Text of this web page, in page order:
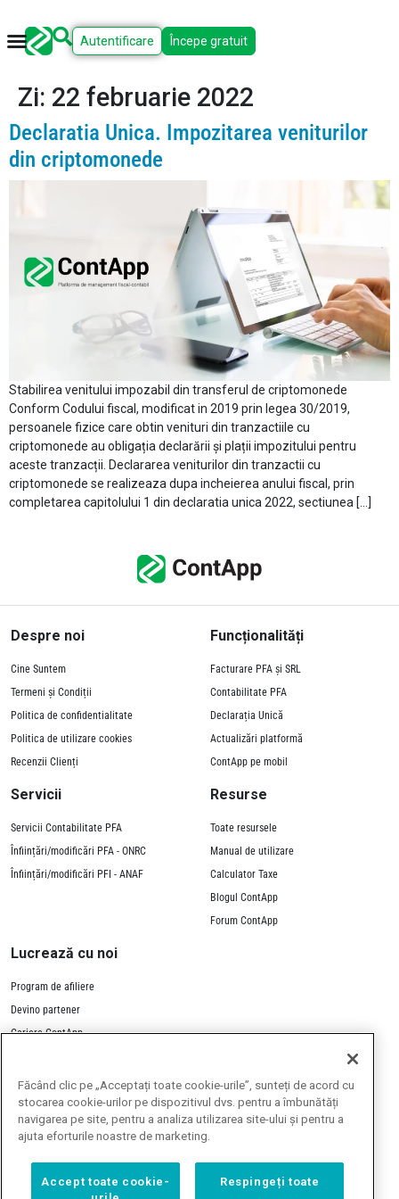
Autentificare Începe gratuit
Zi: 22 februarie 2022
Declaratia Unica. Impozitarea veniturilor
din criptomonede
Stabilirea venitului impozabil din transferul de criptomonede
Conform Codului fiscal, modificat in 2019 prin legea 30/2019,
persoanele fizice care obtin venituri din tranzactiile cu
criptomonede au obligația declarării și plații impozitului pentru
aceste tranzacții. Declararea veniturilor din tranzactii cu
criptomonede se realizeaza dupa incheierea anului fiscal, prin
completarea capitolului 1 din declaratia unica 2022, sectiunea […]
Despre noi
Cine Suntem
Termeni și Condiții
Politica de confidentialitate
Politica de utilizare cookies
Recenzii Clienți
Funcționalități
Facturare PFA și SRL
Contabilitate PFA
Declarația Unică
Actualizări platformă
ContApp pe mobil
Servicii
Servicii Contabilitate PFA
Înființări/modificări PFA - ONRC
Înființări/modificări PFI - ANAF
Resurse
Toate resursele
Manual de utilizare
Calculator Taxe
Blogul ContApp
Forum ContApp
Lucrează cu noi
Program de afiliere
Devino partener
Cariere ContApp
Toate prețurile de pe site
includ TVA 21%
Făcând clic pe „Acceptați toate cookie-urile”, sunteți de acord cu
stocarea cookie-urilor pe dispozitivul dvs. pentru a îmbunătăți
navigarea pe site, pentru a analiza utilizarea site-ului și pentru a
ajuta eforturile noastre de marketing.
Accept toate cookie-
Respingeți toate